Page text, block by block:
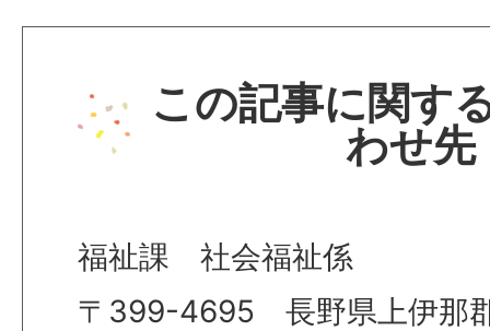
この記事に関す
わせ先
福祉課 社会福祉係
〒399-4695 長野県上伊那